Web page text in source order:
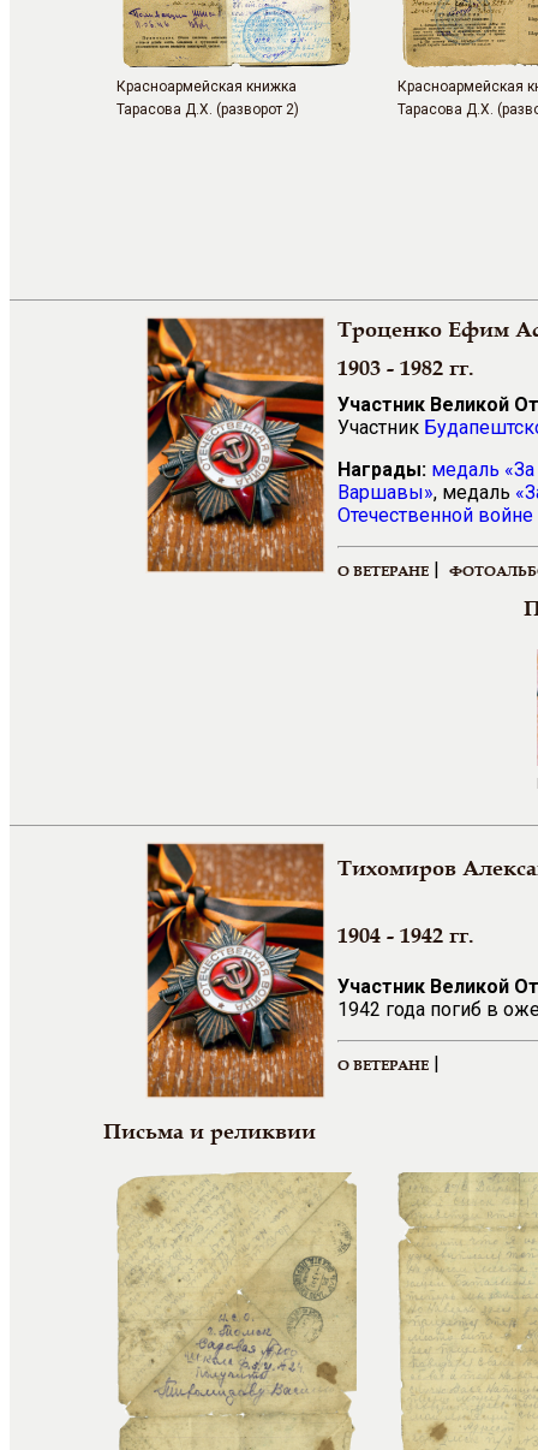
Красноармейская книжка
Тарасова Д.Х. (разворот 2)
Красноармейская
Тарасова Д.Х.
Троценко Ефим
1903 - 1982 гг.
Участник Великой
Участник
Награды: медаль «За
Варшавы», медаль
Отечественной войне
О ВЕТЕРАНЕ |
Тихомиров
1904 - 1942 гг.
Участник Великой
1942 года погиб в
О ВЕТЕРАНЕ |
Письма и реликвии